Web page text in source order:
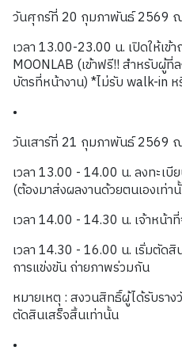
วันศุกร์ที่ 20 กุมภาพันธ์ 2569 ณ
เวลา 13.00-23.00 น. เปิดให้เข้
MOONLAB (เข้าฟรี!! สำหรับผู้ที่
บัตรที่หน้างาน) *ไม่รับ walk-in
•
วันเสาร์ที่ 21 กุมภาพันธ์ 2569
เวลา 13.00 - 14.00 น. ลงทะเ
(ต้องมาส่งผลงานด้วยตนเองเท่า
เวลา 14.00 - 14.30 น. เจ้าหน้า
เวลา 14.30 - 16.00 น. เริ่มตัด
การแข่งขัน ถ่ายภาพร่วมกัน
หมายเหตุ : สงวนสิทธิ์ผู้ได้รับรา
ตัดสินเสร็จสิ้นเท่านั้น
•